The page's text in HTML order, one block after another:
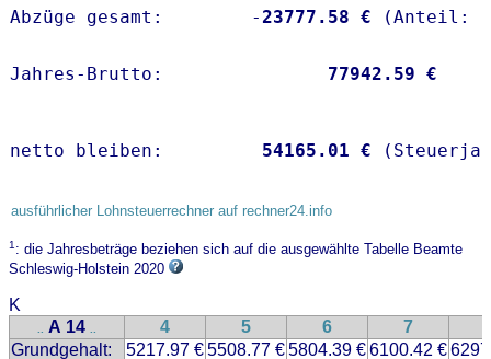
Abzüge gesamt:        -23777.58 €
Jahres-Brutto: 77942.59 €
netto bleiben: 54165.01 €
ausführlicher Lohnsteuerrechner auf rechner24.info
1: die Jahresbeträge beziehen sich auf die ausgewählte Tabelle Beamte
Schleswig-Holstein 2020
K
.. A 14 .. 4 5 6 7
Grundgehalt:
5217.97 €5508.77 €5804.39 €6100.42 €